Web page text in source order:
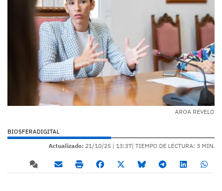
AROA REVELO
BIOSFERADIGITAL
Actualizado: 21/10/25 | 13:37| TIEMPO DE LECTURA: 3 MIN.